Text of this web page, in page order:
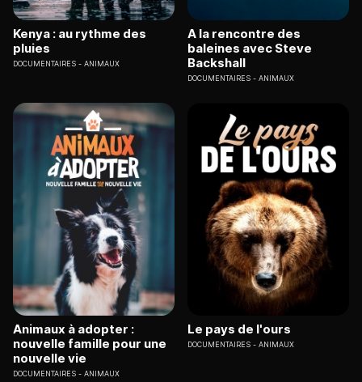
Kenya : au rythme des
pluies
DOCUMENTAIRES ANIMAUX
A la rencontre des
baleines avec Steve
Backshall
DOCUMENTAIRES ANIMAUX
Animaux à adopter :
nouvelle famille pour une
nouvelle vie
DOCUMENTAIRES ANIMAUX
Le pays de l'ours
DOCUMENTAIRES ANIMAUX